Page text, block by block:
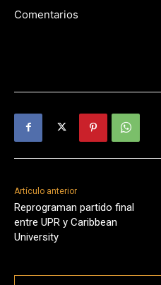
Comentarios
Artículo anterior
Reprograman partido final
entre UPR y Caribbean
University